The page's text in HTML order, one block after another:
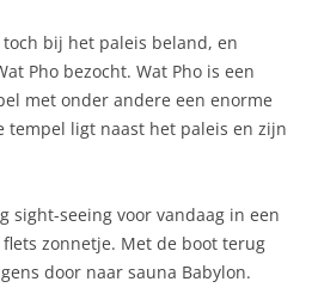
bij het paleis beland, en
Pho bezocht. Wat Pho is een
met onder andere een enorme
tempel ligt naast het paleis en zijn
sight-seeing voor vandaag in een
zonnetje. Met de boot terug
door naar sauna Babylon.